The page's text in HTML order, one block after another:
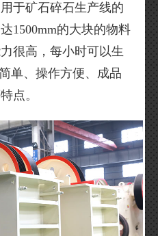
于矿石碎石生产线的
1500mm的大块的物料
很高，每小时可以生
单、操作方便、成品
点。